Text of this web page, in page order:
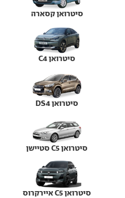
סיטרואן קסארה
סיטרואן C4
סיטרואן DS4
סיטרואן C5 סטיישן
סיטרואן C5 איירקרוס